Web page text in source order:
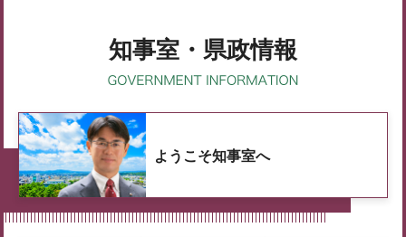
知事室・県政情報
ようこそ知事室へ